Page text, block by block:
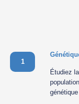
1
Étudiez